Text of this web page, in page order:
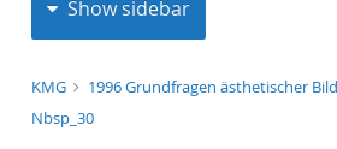
Show sidebar
KMG 1996 Grundfragen ästhetischer
Nbsp_30